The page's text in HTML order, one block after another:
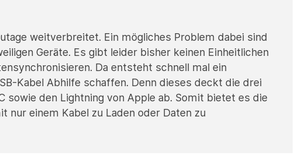
weitverbreitet. Ein mögliches Problem dabei sind
Geräte. Es gibt leider bisher keinen Einheitlichen
Da entsteht schnell mal ein
Kabel Abhilfe schaffen. Denn dieses deckt die drei
sowie den Lightning von Apple ab. Somit bietet es die
nur einem Kabel zu Laden oder Daten zu